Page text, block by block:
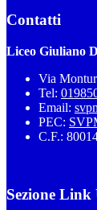
Contatti
Liceo Giuliano
Via
Tel:
Email:
PEC:
C.F.:
Sezione